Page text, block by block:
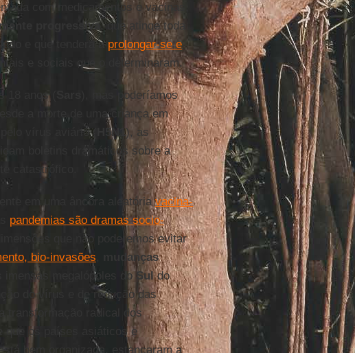
com medicamentos e vacinas,
progressiva, que atinge toda
e que tenderá a prolongar-se e
e sociais que o determinaram.
18 anos (
), mas poderíamos
a morte de uma criança em
vírus aviário ( H5N1), as
boletins dramáticos sobre a
catastrófico.
em uma âncora aleatóriavacina-
pandemias são dramas socio-
que não poderemos evitar
bio-invasões
mudanças
megalópoles doSuldo
do vírus e de redução das
transformação radical dos
que os países asiáticos e
bem organizada, estancaram a